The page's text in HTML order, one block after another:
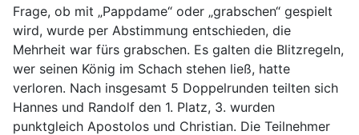
Frage, ob mit „Pappdame“ oder „grabschen“ gespielt
wird, wurde per Abstimmung entschieden, die
Mehrheit war fürs grabschen. Es galten die Blitzregeln,
wer seinen König im Schach stehen ließ, hatte
verloren. Nach insgesamt 5 Doppelrunden teilten sich
Hannes und Randolf den 1. Platz, 3. wurden
punktgleich Apostolos und Christian. Die Teilnehmer